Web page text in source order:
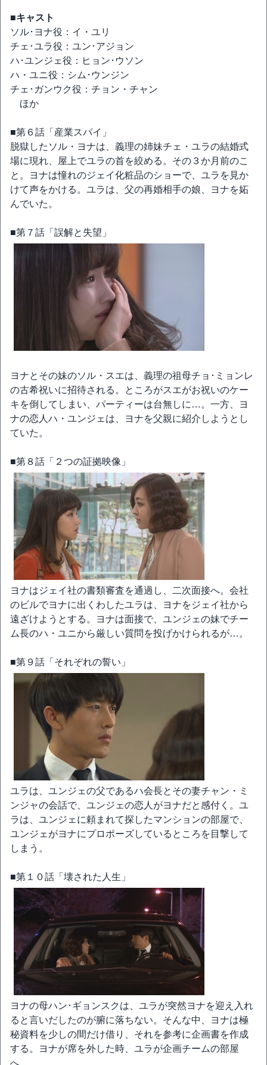
■キャスト
ソル･ヨナ役：イ・ユリ
チェ･ユラ役：ユン･アジョン
ハ･ユンジェ役：ヒョン･ウソン
ハ・ユニ役：シム･ウンジン
チェ･ガンウク役：チョン・チャン
ほか
■第６話「産業スパイ」
脱獄したソル・ヨナは、義理の姉妹チェ・ユラの結婚式
場に現れ、屋上でユラの首を絞める。その３か月前のこ
と。ヨナは憧れのジェイ化粧品のショーで、ユラを見か
けて声をかける。ユラは、父の再婚相手の娘、ヨナを妬
んでいた。
■第７話「誤解と失望」
ヨナとその妹のソル・スエは、義理の祖母チョ･ミョンレ
の古希祝いに招待される。ところがスエがお祝いのケー
キを倒してしまい、パーティーは台無しに…。一方、ヨ
ナの恋人ハ・ユンジェは、ヨナを父親に紹介しようとし
ていた。
■第８話「２つの証拠映像」
ヨナはジェイ社の書類審査を通過し、二次面接へ。会社
のビルでヨナに出くわしたユラは、ヨナをジェイ社から
遠ざけようとする。ヨナは面接で、ユンジェの妹でチー
ム長のハ・ユニから厳しい質問を投げかけられるが…。
■第９話「それぞれの誓い」
ユラは、ユンジェの父であるハ会長とその妻チャン・ミ
ンジャの会話で、ユンジェの恋人がヨナだと感付く。ユ
ラは、ユンジェに頼まれて探したマンションの部屋で、
ユンジェがヨナにプロポーズしているところを目撃して
しまう。
■第１０話「壊された人生」
ヨナの母ハン･ギョンスクは、ユラが突然ヨナを迎え入れ
ると言いだしたのが腑に落ちない。そんな中、ヨナは極
秘資料を少しの間だけ借り、それを参考に企画書を作成
する。ヨナが席を外した時、ユラが企画チームの部屋
へ…。